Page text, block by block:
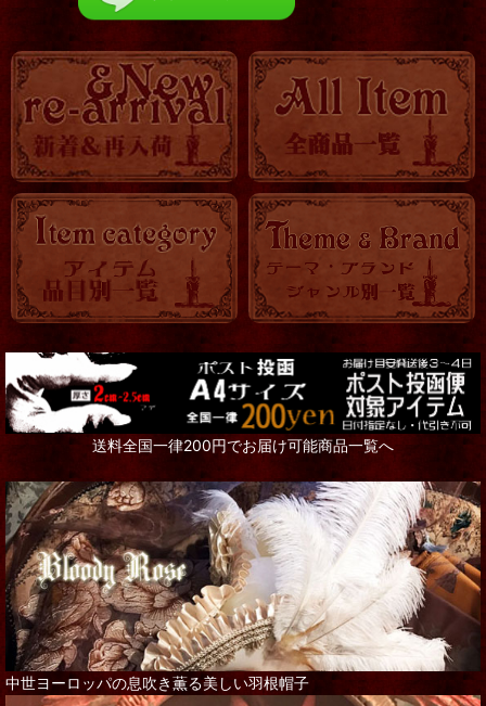
送料全国一律200円でお届け可能商品一覧へ
中世ヨーロッパの息吹き薫る美しい羽根帽子